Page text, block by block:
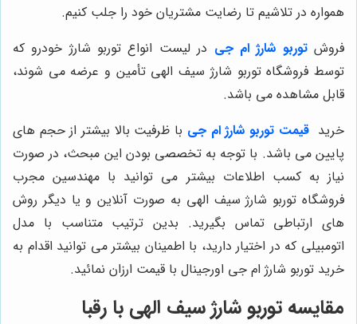
همواره در تلاشیم تا رضایت مشتریان خود را جلب کنیم.
فروشتوربو شارژ ام جی در لیست انواع توربو شارژ خودرو که
توسط فروشگاه توربو شارژ سیف الهی تأمین و عرضه می شوند،
قابل مشاهده می باشد.
خرید قیمتتوربو شارژ ام جی با ظرفیت بالا بیشتر از حجم های
پایین می باشد. با توجه به تخصصی بودن این مبحث، در صورت
نیاز به کسب اطلاعات بیشتر می توانید با مهندسین مجرب
فروشگاه توربو شارژ سیف الهی به صورت آنلاین و یا دیگر روش
های ارتباطی تماس بگیرید. بدین ترتیب متناسب با مدل
اتومبیلی که در اختیار دارید، با اطمینان بیشتر می توانید اقدام به
خرید توربو شارژ ام جی اورجینال با قیمت ارزان نمائید.
مقایسه توربو شارژ سیف الهی با رقبا